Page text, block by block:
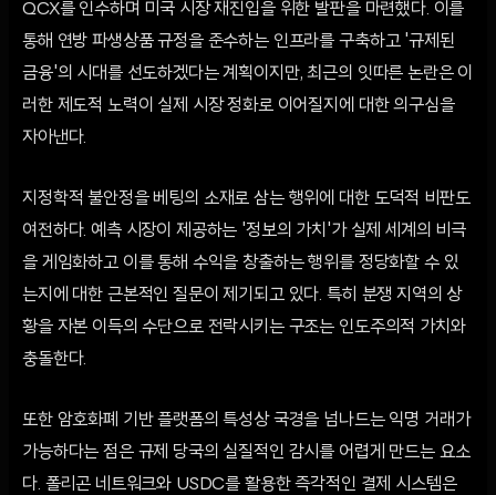
QCX를 인수하며 미국 시장 재진입을 위한 발판을 마련했다. 이를
통해 연방 파생상품 규정을 준수하는 인프라를 구축하고 '규제된
금융'의 시대를 선도하겠다는 계획이지만, 최근의 잇따른 논란은 이
러한 제도적 노력이 실제 시장 정화로 이어질지에 대한 의구심을
자아낸다.
지정학적 불안정을 베팅의 소재로 삼는 행위에 대한 도덕적 비판도
여전하다. 예측 시장이 제공하는 '정보의 가치'가 실제 세계의 비극
을 게임화하고 이를 통해 수익을 창출하는 행위를 정당화할 수 있
는지에 대한 근본적인 질문이 제기되고 있다. 특히 분쟁 지역의 상
황을 자본 이득의 수단으로 전락시키는 구조는 인도주의적 가치와
충돌한다.
또한 암호화폐 기반 플랫폼의 특성상 국경을 넘나드는 익명 거래가
가능하다는 점은 규제 당국의 실질적인 감시를 어렵게 만드는 요소
다. 폴리곤 네트워크와 USDC를 활용한 즉각적인 결제 시스템은